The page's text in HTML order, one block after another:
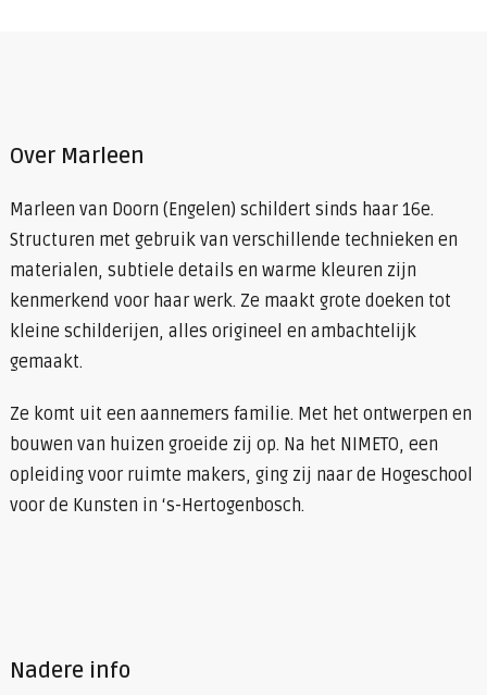
Over Marleen
Marleen van Doorn (Engelen) schildert sinds haar 16e.
Structuren met gebruik van verschillende technieken en
materialen, subtiele details en warme kleuren zijn
kenmerkend voor haar werk. Ze maakt grote doeken tot
kleine schilderijen, alles origineel en ambachtelijk
gemaakt.
Ze komt uit een aannemers familie. Met het ontwerpen en
bouwen van huizen groeide zij op. Na het NIMETO, een
opleiding voor ruimte makers, ging zij naar de Hogeschool
voor de Kunsten in ‘s-Hertogenbosch.
Nadere info